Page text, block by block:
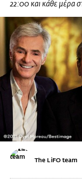
22:00 και κάθε μέρα
The LiFO team